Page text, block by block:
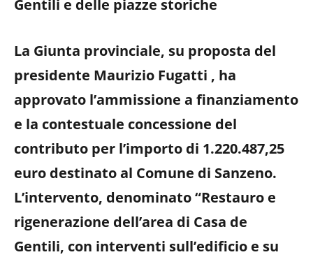
Gentili e delle piazze storiche
La Giunta provinciale, su proposta del
presidente Maurizio Fugatti , ha
approvato l’ammissione a finanziamento
e la contestuale concessione del
contributo per l’importo di 1.220.487,25
euro destinato al Comune di Sanzeno.
L’intervento, denominato “Restauro e
rigenerazione dell’area di Casa de
Gentili, con interventi sull’edificio e su